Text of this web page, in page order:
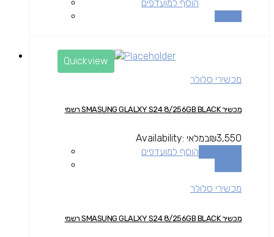
הוסף למועדפים
Quickview
מכשירי סלולר
מכשיר SMASUNG GLALXY S24 8/256GB BLACK רשמי
₪3,550
Availability: במלאי
הוסף למועדפים
מכשירי סלולר
מכשיר SMASUNG GLALXY S24 8/256GB BLACK רשמי